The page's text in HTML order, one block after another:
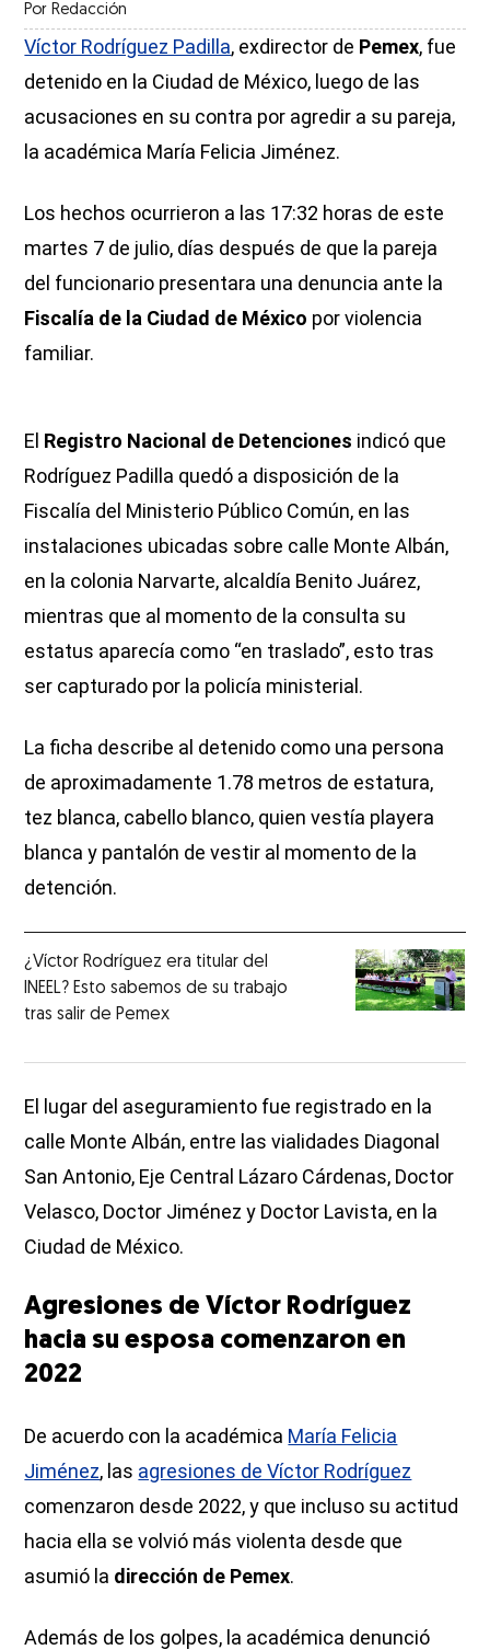
Por Redacción
Víctor Rodríguez Padilla, exdirector de Pemex, fue
detenido en la Ciudad de México, luego de las
acusaciones en su contra por agredir a su pareja,
la académica María Felicia Jiménez.
Los hechos ocurrieron a las 17:32 horas de este
martes 7 de julio, días después de que la pareja
del funcionario presentara una denuncia ante la
Fiscalía de la Ciudad de México por violencia
familiar.
El Registro Nacional de Detenciones indicó que
Rodríguez Padilla quedó a disposición de la
Fiscalía del Ministerio Público Común, en las
instalaciones ubicadas sobre calle Monte Albán,
en la colonia Narvarte, alcaldía Benito Juárez,
mientras que al momento de la consulta su
estatus aparecía como “en traslado”, esto tras
ser capturado por la policía ministerial.
La ficha describe al detenido como una persona
de aproximadamente 1.78 metros de estatura,
tez blanca, cabello blanco, quien vestía playera
blanca y pantalón de vestir al momento de la
detención.
¿Víctor Rodríguez era titular del
INEEL? Esto sabemos de su trabajo
tras salir de Pemex
El lugar del aseguramiento fue registrado en la
calle Monte Albán, entre las vialidades Diagonal
San Antonio, Eje Central Lázaro Cárdenas, Doctor
Velasco, Doctor Jiménez y Doctor Lavista, en la
Ciudad de México.
Agresiones de Víctor Rodríguez
hacia su esposa comenzaron en
2022
De acuerdo con la académica María Felicia
Jiménez, las agresiones de Víctor Rodríguez
comenzaron desde 2022, y que incluso su actitud
hacia ella se volvió más violenta desde que
asumió la dirección de Pemex.
Además de los golpes, la académica denunció